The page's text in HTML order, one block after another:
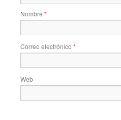
Nombre *
Correo electrónico *
Web